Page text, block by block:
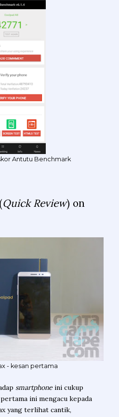
Antutu Benchmark
(Quick Review) on
- kesan pertama
smartphone ini cukup
ini mengacu kepada
yang terlihat cantik,